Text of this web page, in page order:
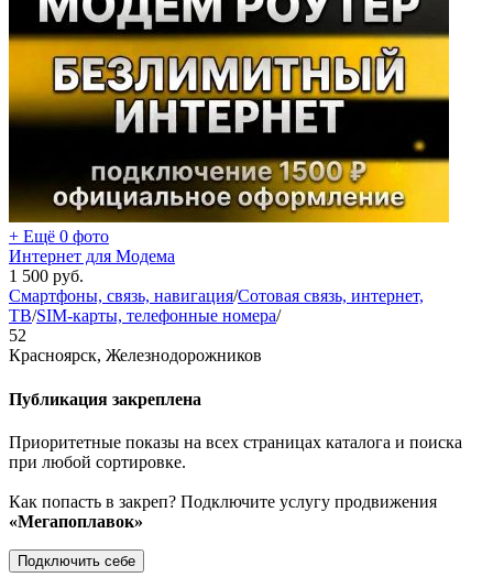
+ Ещё 0 фото
Интернет для Модема
1 500 руб.
Смартфоны, связь, навигация/Сотовая связь, интернет,
ТВ/SIM-карты, телефонные номера/
52
Красноярск, Железнодорожников
Публикация закреплена
Приоритетные показы на всех страницах каталога и поиска
при любой сортировке.
Как попасть в закреп? Подключите услугу продвижения
«Мегапоплавок»
Подключить себе